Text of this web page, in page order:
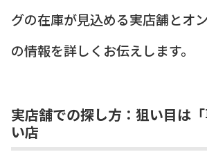
グの在庫が見込める実店舗とオ
の情報を詳しくお伝えします。
実店舗での探し方：狙い目は
い店